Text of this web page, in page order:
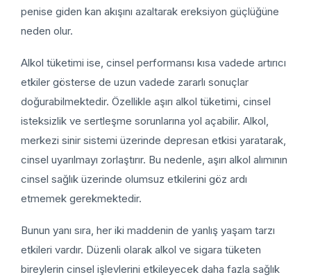
penise giden kan akışını azaltarak ereksiyon güçlüğüne
neden olur.
Alkol tüketimi ise, cinsel performansı kısa vadede artırıcı
etkiler gösterse de uzun vadede zararlı sonuçlar
doğurabilmektedir. Özellikle aşırı alkol tüketimi, cinsel
isteksizlik ve sertleşme sorunlarına yol açabilir. Alkol,
merkezi sinir sistemi üzerinde depresan etkisi yaratarak,
cinsel uyarılmayı zorlaştırır. Bu nedenle, aşırı alkol alımının
cinsel sağlık üzerinde olumsuz etkilerini göz ardı
etmemek gerekmektedir.
Bunun yanı sıra, her iki maddenin de yanlış yaşam tarzı
etkileri vardır. Düzenli olarak alkol ve sigara tüketen
bireylerin cinsel işlevlerini etkileyecek daha fazla sağlık